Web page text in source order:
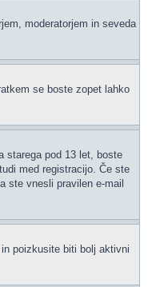
moderatorjem in seveda
se boste zopet lahko
starega pod 13 let, boste
med registracijo. Če ste
ste vnesli pravilen e-mail
poizkusite biti bolj aktivni